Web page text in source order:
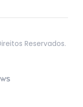
Reservados.